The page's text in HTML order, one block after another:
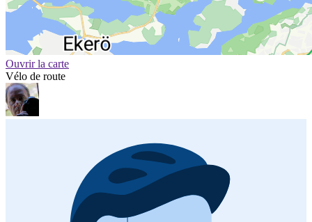
Ouvrir la carte
Vélo de route